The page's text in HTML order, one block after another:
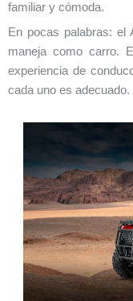
familiar y cómoda.
En pocas palabras:
maneja como carro.
experiencia de
cada uno es adecuado.